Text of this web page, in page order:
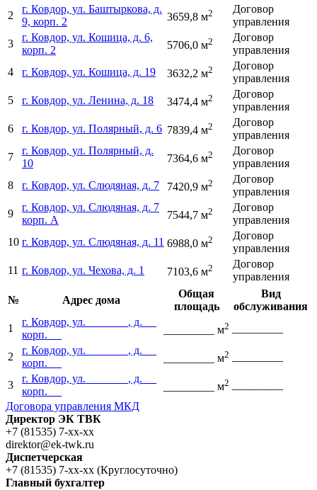
2
г. Ковдор, ул. Баштыркова, д.
9, корп. 2
3659,8 м2
Договор
управления
3
г. Ковдор, ул. Кошица, д. 6,
корп. 2
5706,0 м2
Договор
управления
4
г. Ковдор, ул. Кошица, д. 19 3632,2 м2
Договор
управления
5
г. Ковдор, ул. Ленина, д. 18 3474,4 м2
Договор
управления
6
г. Ковдор, ул. Полярный, д. 6 7839,4 м2
Договор
управления
7
г. Ковдор, ул. Полярный, д.
10
7364,6 м2
Договор
управления
8
г. Ковдор, ул. Слюдяная, д. 7 7420,9 м2
Договор
управления
9
г. Ковдор, ул. Слюдяная, д. 7
корп. А
7544,7 м2
Договор
управления
10 г. Ковдор, ул. Слюдяная, д. 11 6988,0 м2
Договор
управления
11 г. Ковдор, ул. Чехова, д. 1 7103,6 м2
Договор
управления
№
Адрес дома
Общая
площадь
Вид
обслуживания
1
г. Ковдор, ул. _______, д. __
корп. __
_________ м2
2
г. Ковдор, ул. _______, д. __
корп. __
_________ м2
3
г. Ковдор, ул. _______, д. __
корп. __
_________ м2
Договора управления МКД
Директор ЭК ТВК
+7 (81535) 7-xx-xx
direktor@ek-twk.ru
Диспетчерская
+7 (81535) 7-xx-xx (Круглосуточно)
Главный бухгалтер